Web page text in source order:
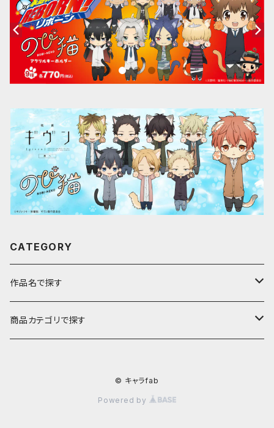
CATEGORY
作品名で探す
ア行
商品カテゴリで探す
© キャラfab
Powered by